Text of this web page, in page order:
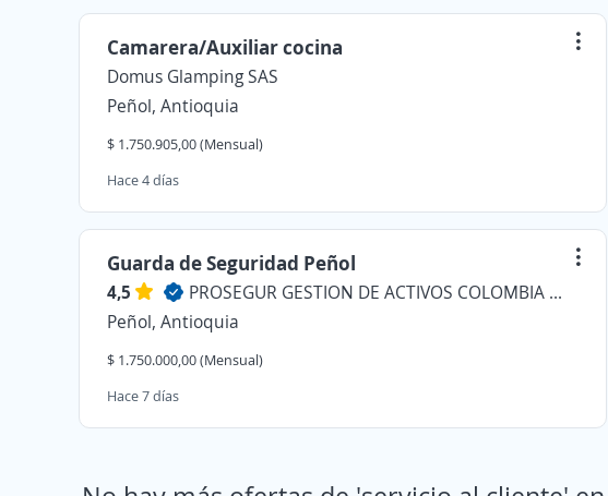
Camarera/Auxiliar cocina
Domus Glamping SAS
Peñol, Antioquia
$ 1.750.905,00 (Mensual)
Hace 4 días
Guarda de Seguridad Peñol
4,5
PROSEGUR GESTION DE ACTIVOS COLOMBIA SAS
Peñol, Antioquia
$ 1.750.000,00 (Mensual)
Hace 7 días